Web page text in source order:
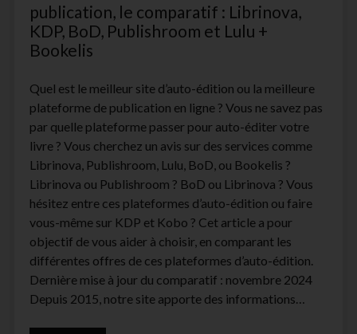
publication, le comparatif : Librinova,
KDP, BoD, Publishroom et Lulu +
Bookelis
Quel est le meilleur site d’auto-édition ou la meilleure
plateforme de publication en ligne ? Vous ne savez pas
par quelle plateforme passer pour auto-éditer votre
livre ? Vous cherchez un avis sur des services comme
Librinova, Publishroom, Lulu, BoD, ou Bookelis ?
Librinova ou Publishroom ? BoD ou Librinova ? Vous
hésitez entre ces plateformes d’auto-édition ou faire
vous-même sur KDP et Kobo ? Cet article a pour
objectif de vous aider à choisir, en comparant les
différentes offres de ces plateformes d’auto-édition.
Dernière mise à jour du comparatif : novembre 2024
Depuis 2015, notre site apporte des informations…